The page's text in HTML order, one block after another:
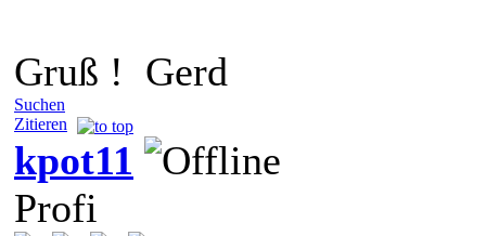
Gruß ! Gerd
Suchen
Zitieren
kpot11
Profi